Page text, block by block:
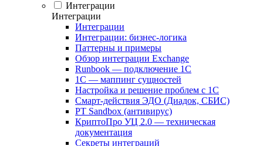
Интеграции
Интеграции
Интеграции
Интеграции: бизнес-логика
Паттерны и примеры
Обзор интеграции Exchange
Runbook — подключение 1С
1С — маппинг сущностей
Настройка и решение проблем с 1С
Смарт-действия ЭДО (Диадок, СБИС)
PT Sandbox (антивирус)
КриптоПро УЦ 2.0 — техническая
документация
Секреты интеграций